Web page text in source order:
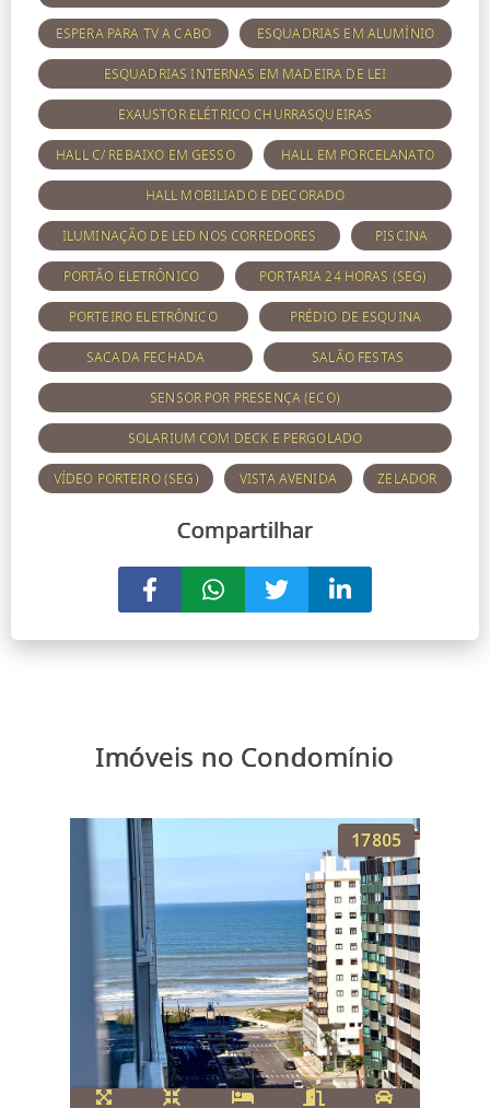
ESPERA PARA TV A CABO ESQUADRIAS EM ALUMÍNIO
ESQUADRIAS INTERNAS EM MADEIRA DE LEI
EXAUSTOR ELÉTRICO CHURRASQUEIRAS
HALL C/ REBAIXO EM GESSO HALL EM PORCELANATO
HALL MOBILIADO E DECORADO
ILUMINAÇÃO DE LED NOS CORREDORES PISCINA
PORTÃO ELETRÔNICO PORTARIA 24 HORAS (SEG)
PORTEIRO ELETRÔNICO PRÉDIO DE ESQUINA
SACADA FECHADA SALÃO FESTAS
SENSOR POR PRESENÇA (ECO)
SOLARIUM COM DECK E PERGOLADO
VÍDEO PORTEIRO (SEG) VISTA AVENIDA ZELADOR
Compartilhar
Imóveis no Condomínio
17805